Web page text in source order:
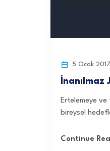
5 Ocak 2017
Ertelemeye ve
bireysel
Continue